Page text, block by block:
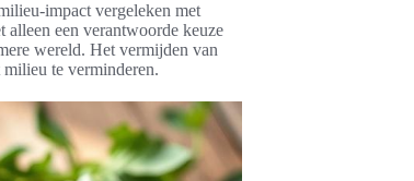
impact vergeleken met
alleen een verantwoorde keuze
wereld. Het vermijden van
te verminderen.